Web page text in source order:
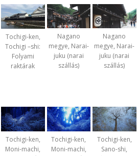
Tochigi-ken,
Tochigi –shi:
Folyami
raktárak
Nagano
megye, Narai-
juku (narai
szállás)
Nagano
megye, Narai-
juku (narai
szállás)
Tochigi-ken,
Moni-machi,
Tochigi-ken,
Moni-machi,
Tochigi-ken,
Sano-shi,